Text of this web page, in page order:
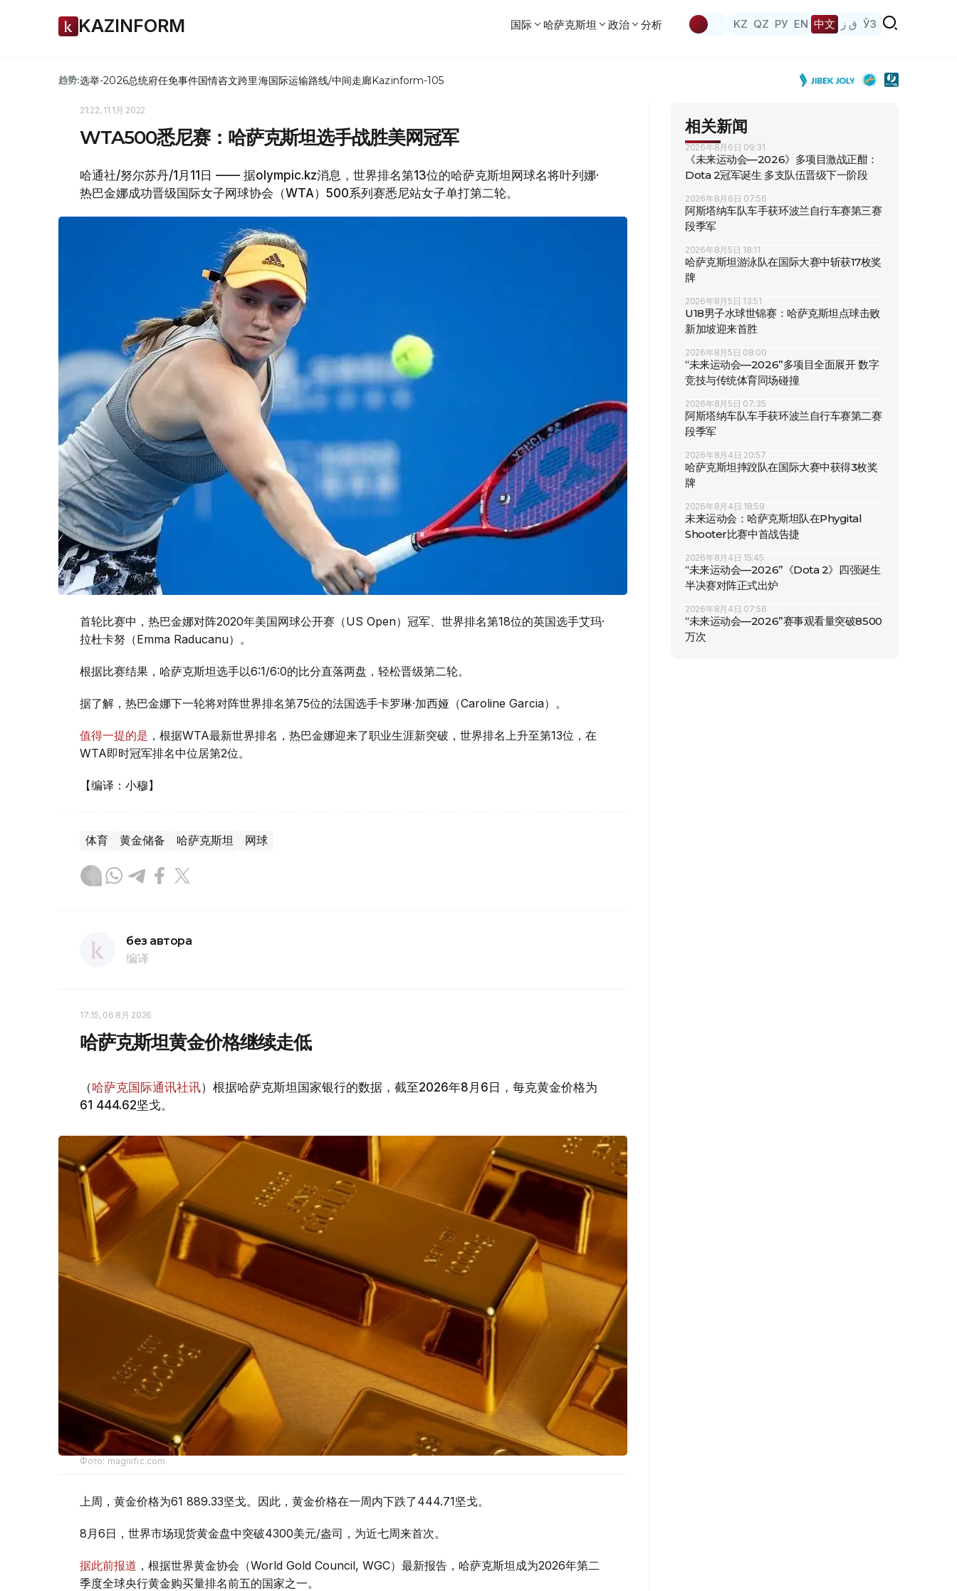
KAZINFORM 国际 哈萨克斯坦 政治 分析 KZ QZ РУ EN 中文 ق ز ЎЗ
趋势:选举-2026总统府任免事件国情咨文跨里海国际运输路线/中间走廊Kazinform-105
21:22, 11 1月 2022
WTA500悉尼赛：哈萨克斯坦选手战胜美网冠军
哈通社/努尔苏丹/1月11日 —— 据olympic.kz消息，世界排名第13位的哈萨克斯坦网球名将叶列娜·
热巴金娜成功晋级国际女子网球协会（WTA）500系列赛悉尼站女子单打第二轮。
首轮比赛中，热巴金娜对阵2020年美国网球公开赛（US Open）冠军、世界排名第18位的英国选手艾玛·
拉杜卡努（Emma Raducanu）。
根据比赛结果，哈萨克斯坦选手以6:1/6:0的比分直落两盘，轻松晋级第二轮。
据了解，热巴金娜下一轮将对阵世界排名第75位的法国选手卡罗琳·加西娅（Caroline Garcia）。
值得一提的是 ，根据WTA最新世界排名，热巴金娜迎来了职业生涯新突破，世界排名上升至第13位，在
WTA即时冠军排名中位居第2位。
【编译：小穆】
体育 黄金储备 哈萨克斯坦 网球
без автора
编译
17:15, 06 8月 2026
哈萨克斯坦黄金价格继续走低
（哈萨克国际通讯社讯）根据哈萨克斯坦国家银行的数据，截至2026年8月6日，每克黄金价格为
61 444.62坚戈。
Фото: magnific.com
上周，黄金价格为61 889.33坚戈。因此，黄金价格在一周内下跌了444.71坚戈。
8月6日，世界市场现货黄金盘中突破4300美元/盎司，为近七周来首次。
据此前报道 ，根据世界黄金协会（World Gold Council, WGC）最新报告，哈萨克斯坦成为2026年第二
季度全球央行黄金购买量排名前五的国家之一。
相关新闻
2026年8月6日 09:31
《未来运动会—2026》多项目激战正酣：
Dota 2冠军诞生 多支队伍晋级下一阶段
2026年8月6日 07:56
阿斯塔纳车队车手获环波兰自行车赛第三赛
段季军
2026年8月5日 18:11
哈萨克斯坦游泳队在国际大赛中斩获17枚奖
牌
2026年8月5日 13:51
U18男子水球世锦赛：哈萨克斯坦点球击败
新加坡迎来首胜
2026年8月5日 08:00
“未来运动会—2026”多项目全面展开 数字
竞技与传统体育同场碰撞
2026年8月5日 07:35
阿斯塔纳车队车手获环波兰自行车赛第二赛
段季军
2026年8月4日 20:57
哈萨克斯坦摔跤队在国际大赛中获得3枚奖
牌
2026年8月4日 18:59
未来运动会：哈萨克斯坦队在Phygital
Shooter比赛中首战告捷
2026年8月4日 15:45
“未来运动会—2026”《Dota 2》四强诞生
半决赛对阵正式出炉
2026年8月4日 07:56
“未来运动会—2026”赛事观看量突破8500
万次